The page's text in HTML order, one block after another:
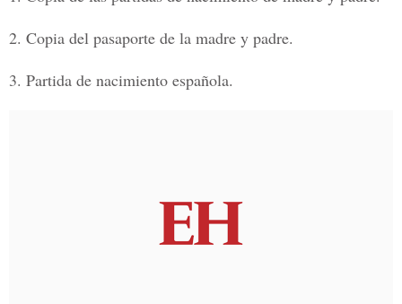
2. Copia del pasaporte de la madre y padre.
3. Partida de nacimiento española.